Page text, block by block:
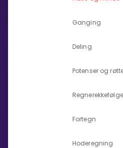
Bestill
Inviter en
Velg læreplan
Ganging
Deling
Potenser og
Regnerekkefølge
Fortegn
Hoderegning